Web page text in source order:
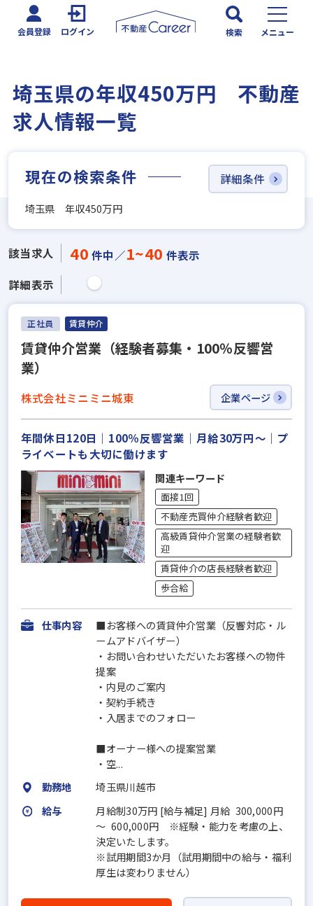
会員登録 ログイン 検索 メニュー
埼玉県の年収450万円 不動産
求人情報一覧
現在の検索条件
埼玉県 年収450万円
詳細条件
該当求人 40 件中／1~40 件表示
詳細表示
正社員 賃貸仲介
賃貸仲介営業（経験者募集・100％反響営
業）
株式会社ミニミニ城東 企業ページ
年間休日120日｜100％反響営業｜月給30万円～｜プ
ライベートも大切に働けます
関連キーワード
面接1回
不動産売買仲介経験者歓迎
高級賃貸仲介営業の経験者歓
迎
賃貸仲介の店長経験者歓迎
歩合給
仕事内容
■お客様への賃貸仲介営業（反響対応・ル
ームアドバイザー）
・お問い合わせいただいたお客様への物件
提案
・内見のご案内
・契約手続き
・入居までのフォロー
■オーナー様への提案営業
・空...
勤務地
埼玉県川越市
給与
月給制30万円 [給与補足] 月給 300,000円
～ 600,000円 ※経験・能力を考慮の上、
決定いたします。
※試用期間3か月（試用期間中の給与・福利
厚生は変わりません）